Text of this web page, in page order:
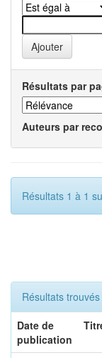
Résultats par
Auteurs par
Résultats 1 à 1
Résultats
Date de
publication